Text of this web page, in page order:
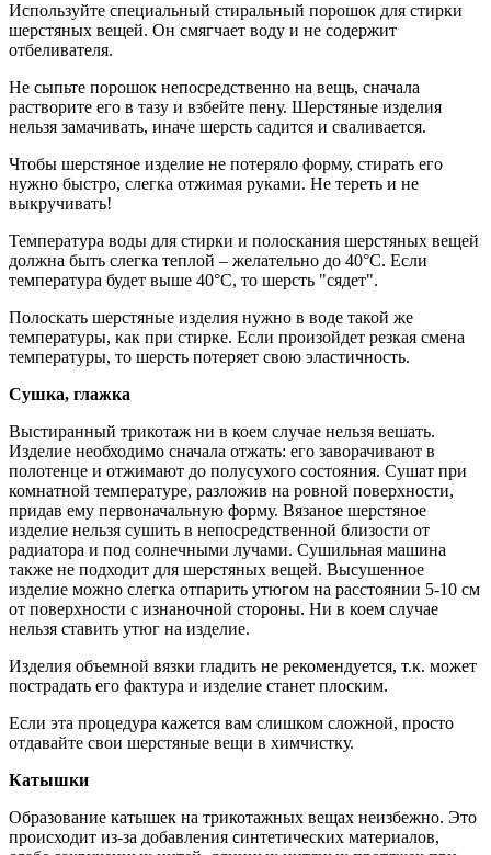
Используйте специальный стиральный порошок для стирки
шерстяных вещей. Он смягчает воду и не содержит
отбеливателя.
Не сыпьте порошок непосредственно на вещь, сначала
растворите его в тазу и взбейте пену. Шерстяные изделия
нельзя замачивать, иначе шерсть садится и сваливается.
Чтобы шерстяное изделие не потеряло форму, стирать его
нужно быстро, слегка отжимая руками. Не тереть и не
выкручивать!
Температура воды для стирки и полоскания шерстяных вещей
должна быть слегка теплой – желательно до 40°С. Если
температура будет выше 40°С, то шерсть "сядет".
Полоскать шерстяные изделия нужно в воде такой же
температуры, как при стирке. Если произойдет резкая смена
температуры, то шерсть потеряет свою эластичность.
Сушка, глажка
Выстиранный трикотаж ни в коем случае нельзя вешать.
Изделие необходимо сначала отжать: его заворачивают в
полотенце и отжимают до полусухого состояния. Сушат при
комнатной температуре, разложив на ровной поверхности,
придав ему первоначальную форму. Вязаное шерстяное
изделие нельзя сушить в непосредственной близости от
радиатора и под солнечными лучами. Сушильная машина
также не подходит для шерстяных вещей. Высушенное
изделие можно слегка отпарить утюгом на расстоянии 5-10 см
от поверхности с изнаночной стороны. Ни в коем случае
нельзя ставить утюг на изделие.
Изделия объемной вязки гладить не рекомендуется, т.к. может
пострадать его фактура и изделие станет плоским.
Если эта процедура кажется вам слишком сложной, просто
отдавайте свои шерстяные вещи в химчистку.
Катышки
Образование катышек на трикотажных вещах неизбежно. Это
происходит из-за добавления синтетических материалов,